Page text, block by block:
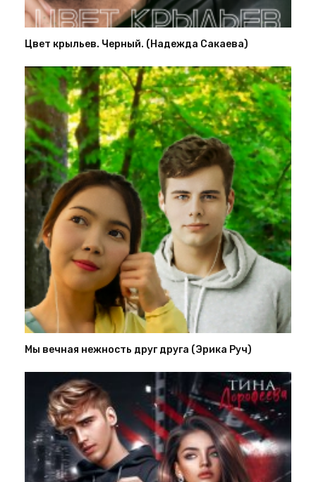
Цвет крыльев. Черный. (Надежда Сакаева)
Мы вечная нежность друг друга (Эрика Руч)